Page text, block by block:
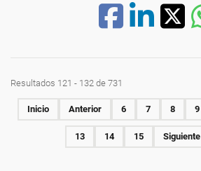
Resultados 121 - 132 de 731
Inicio Anterior 6 7 8 9
13 14 15 Siguiente